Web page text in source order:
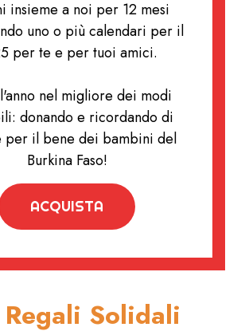
insieme a noi per 12 mesi
uno o più calendari per il
per te e per tuoi amici.
nel migliore dei modi
donando e ricordando di
per il bene dei bambini del
Burkina Faso!
ACQUISTA
Solidali